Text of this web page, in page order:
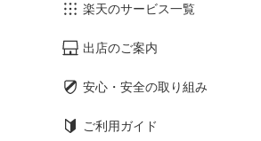
楽天のサービス一覧
出店のご案内
安心・安全の取り組み
ご利用ガイド